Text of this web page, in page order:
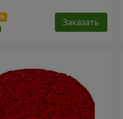
Заказать